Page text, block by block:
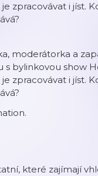
zpracovávat i jíst.
moderátorka a
bylinkovou show
zpracovávat i jíst.
které zajímají